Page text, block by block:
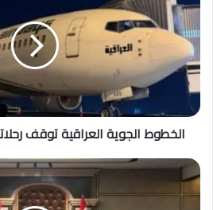
الخطوط الجوية العراقية توقف